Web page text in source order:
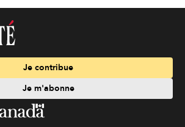
Je contribue
Je m'abonne